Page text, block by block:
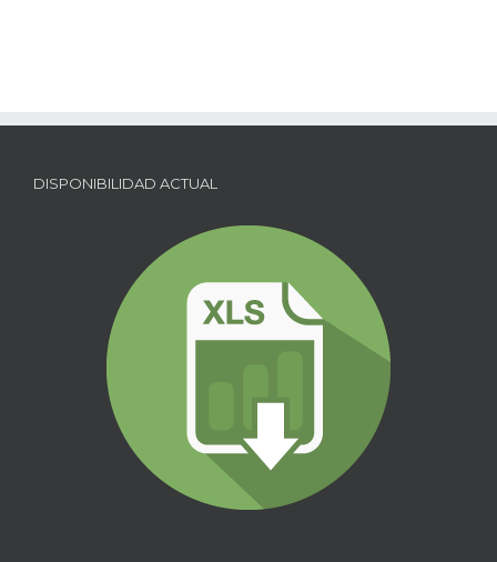
DISPONIBILIDAD ACTUAL